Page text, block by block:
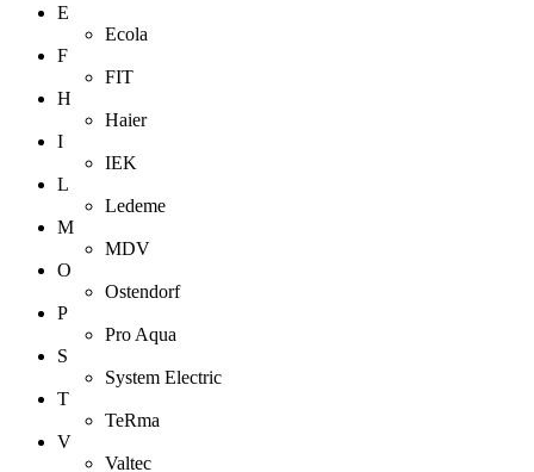
E
Ecola
F
FIT
H
Haier
I
IEK
L
Ledeme
M
MDV
O
Ostendorf
P
Pro Aqua
S
System Electric
T
TeRma
V
Valtec